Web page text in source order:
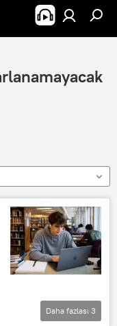
Daha fazlası 3